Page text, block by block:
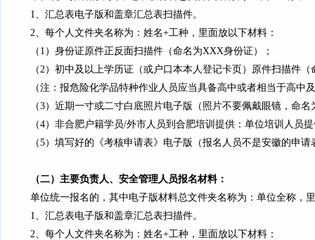
1、 汇总表电子版和盖章汇总表扫描件。
2、 每个人文件夹名称为： 姓名+工种， 里面放以下材料：
（1）身份证原件正反面扫描件（命名为XXX身份证）；
（2）初中及以上学历证（或户口本本人登记卡页） 原件扫描件（
（注：报危险化学品特种作业人员应当具备高中或者相当于高中
（3）近期一寸或二寸白底照片电子版（ 照片不要佩戴眼镜 ， 命名
（4） 非合肥户籍学员/外市人员到合肥培训 提供： 单位培训人员
（5） 填写好的《考核申请表》电子版（报名 人员不是安徽的申请
（二） 主要负责人、安全管理人员报名材料：
单位统一报名的，其中电子版材料总文件夹名称为：单位全称 ，
1、 汇总表电子版和盖章汇总表扫描件。
2、 每个人文件夹名称为： 姓名+工种， 里面放以下材料：